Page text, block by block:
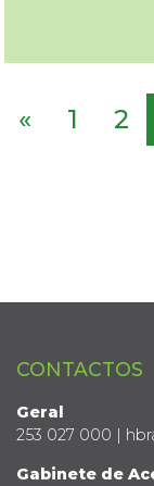
« 1 2
CONTACTOS
Geral
253 027 000 |
Gabinete de